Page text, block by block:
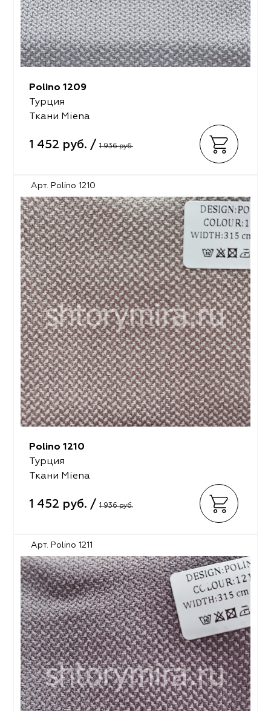
Polino 1209
Турция
Ткани Miena
1 452 руб. / 1 936 руб.
Арт. Polino 1210
Polino 1210
Турция
Ткани Miena
1 452 руб. / 1 936 руб.
Арт. Polino 1211